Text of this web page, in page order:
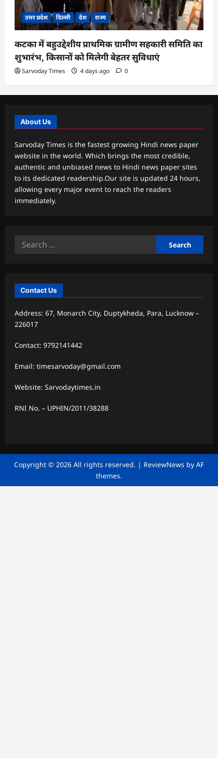
उत्तर प्रदेश दिल्ली देश राज्य
कटका में बहुउद्देशीय प्राथमिक ग्रामीण सहकारी समिति का
शुभारंभ, किसानों को मिलेगी बेहतर सुविधाएं
Sarvoday Times 4 days ago 0
About Us
Sarvoday Times is the fastest growing Hindi news paper
website in the world. Which brings the most credible,
authentic and unbiased news to Hindi news paper sites
to its dedicated readership.Our site is updated 24 hours,
allowing every major event to reach the readers
immediately.
Search
Contact Us
Address: 67, Monarch City, Duptykheda, Para, Lucknow –
226017
Contact: 9792141442
Email: timesarvoday@gmail.com
Website: Sarvodaytimes.in
RNI No. – UPHIN/2011/38288
Copyright © 2026 All rights reserved. | ReviewNews by AF
themes.